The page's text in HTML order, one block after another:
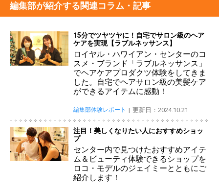
編集部が紹介する関連コラム・記事
15分でツヤツヤに！自宅でサロン級のヘア
ケアを実現【ラブルネッサンス】
ロイヤル・ハワイアン・センターのコ
スメ・ブランド「ラブルネッサンス」
でヘアケアプロダクツ体験をしてきま
した。自宅でヘアサロン級の美髪ケア
ができるアイテムに感動！
編集部体験レポート 更新日：2024.10.21
注目！美しくなりたい人におすすめショッ
プ
センター内で見つけたおすすめアイテ
ム＆ビューティ体験できるショップを
ロコ・モデルのジェイミーとともにご
紹介します！